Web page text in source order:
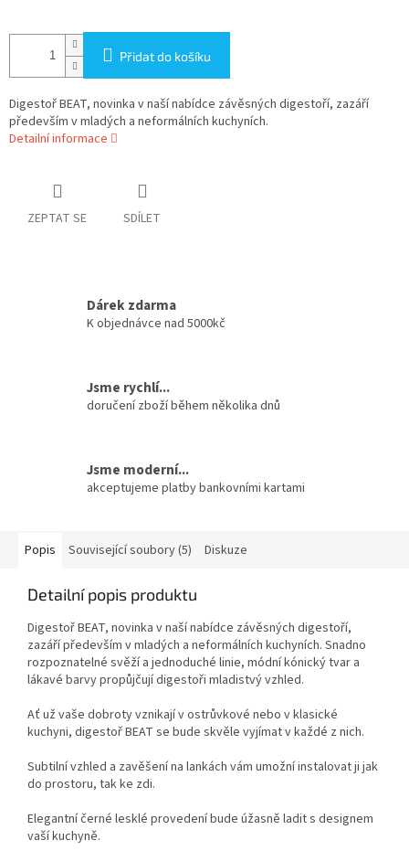
Přidat do košíku
Digestoř BEAT, novinka v naší nabídce závěsných digestoří, zazáří
především v mladých a neformálních kuchyních.
Detailní informace
ZEPTAT SE SDÍLET
Dárek zdarma
K objednávce nad 5000kč
Jsme rychlí...
doručení zboží během několika dnů
Jsme moderní...
akceptujeme platby bankovními kartami
Popis Související soubory (5) Diskuze
Detailní popis produktu
Digestoř BEAT, novinka v naší nabídce závěsných digestoří,
zazáří především v mladých a neformálních kuchyních. Snadno
rozpoznatelné svěží a jednoduché linie, módní kónický tvar a
lákavé barvy propůjčují digestoři mladistvý vzhled.
Ať už vaše dobroty vznikají v ostrůvkové nebo v klasické
kuchyni, digestoř BEAT se bude skvěle vyjímat v každé z nich.
Subtilní vzhled a zavěšení na lankách vám umožní instalovat ji jak
do prostoru, tak ke zdi.
Elegantní černé lesklé provedení bude úžasně ladit s designem
vaší kuchyně.